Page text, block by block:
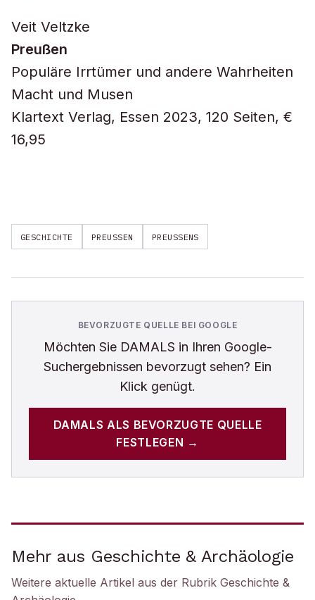
Veit Veltzke
Preußen
Populäre Irrtümer und andere Wahrheiten
Macht und Musen
Klartext Verlag, Essen 2023, 120 Seiten, €
16,95
GESCHICHTE PREUSSEN PREUSSENS
BEVORZUGTE QUELLE BEI GOOGLE
Möchten Sie DAMALS in Ihren Google-
Suchergebnissen bevorzugt sehen? Ein
Klick genügt.
DAMALS ALS BEVORZUGTE QUELLE
FESTLEGEN →
Mehr aus Geschichte & Archäologie
Weitere aktuelle Artikel aus der Rubrik Geschichte &